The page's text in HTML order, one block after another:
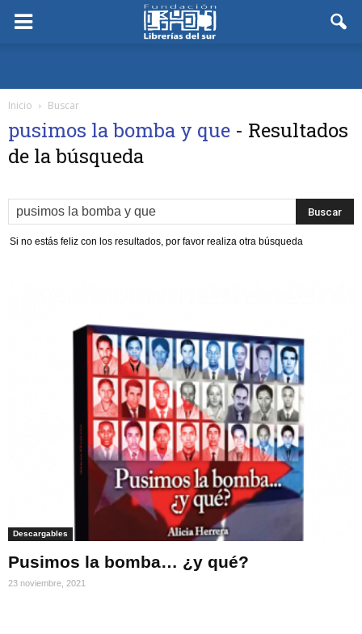
Inicio Buscar
pusimos la bomba y que - Resultados
de la búsqueda
Si no estás feliz con los resultados, por favor realiza otra búsqueda
Descargables
Pusimos la bomba… ¿y qué?
23 noviembre, 2021